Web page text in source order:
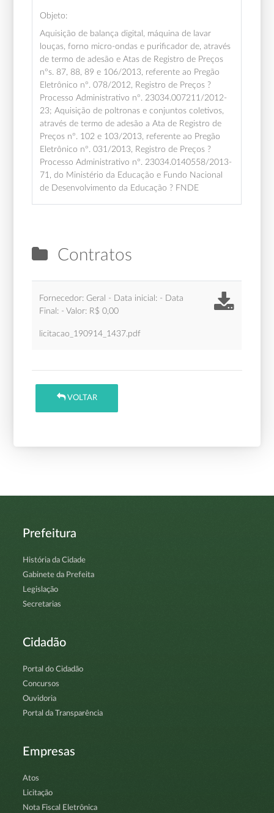
Objeto:
Aquisição de balança digital, máquina de lavar
louças, forno micro-ondas e purificador de, através
de termo de adesão e Atas de Registro de Preços
nºs. 87, 88, 89 e 106/2013, referente ao Pregão
Eletrônico nº. 078/2012, Registro de Preços ?
Processo Administrativo nº. 23034.007211/2012-
23; Aquisição de poltronas e conjuntos coletivos,
através de termo de adesão a Ata de Registro de
Preços nº. 102 e 103/2013, referente ao Pregão
Eletrônico nº. 031/2013, Registro de Preços ?
Processo Administrativo nº. 23034.0140558/2013-
71, do Ministério da Educação e Fundo Nacional
de Desenvolvimento da Educação ? FNDE
Contratos
Fornecedor: Geral - Data inicial: - Data
Final: - Valor: R$ 0,00
licitacao_190914_1437.pdf
VOLTAR
Prefeitura
História da Cidade
Gabinete da Prefeita
Legislação
Secretarias
Cidadão
Portal do Cidadão
Concursos
Ouvidoria
Portal da Transparência
Empresas
Atos
Licitação
Nota Fiscal Eletrônica